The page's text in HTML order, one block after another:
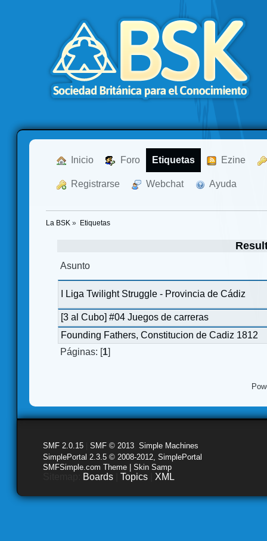
Inicio Foro Etiquetas Ezine
Registrarse Webchat Ayuda
La BSK » Etiquetas
Asunto
I Liga Twilight Struggle - Provincia de Cádiz
[3 al Cubo] #04 Juegos de carreras
Founding Fathers, Constitucion de Cadiz 1812
Páginas: [1]
SMF 2.0.15 SMF © 2013 Simple Machines
SimplePortal 2.3.5 © 2008-2012, SimplePortal
SMFSimple.com Theme | Skin Samp
Boards Topics XML